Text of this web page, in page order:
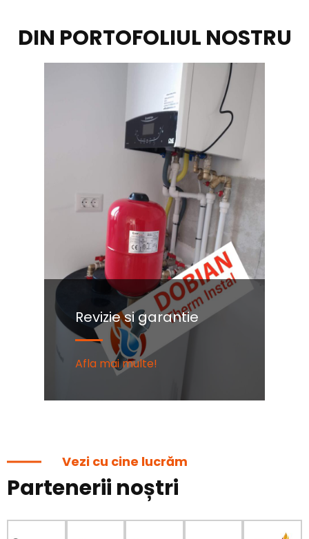
DIN PORTOFOLIUL NOSTRU
Revizie si garantie
Afla mai multe!
Vezi cu cine lucrăm
Partenerii noștri